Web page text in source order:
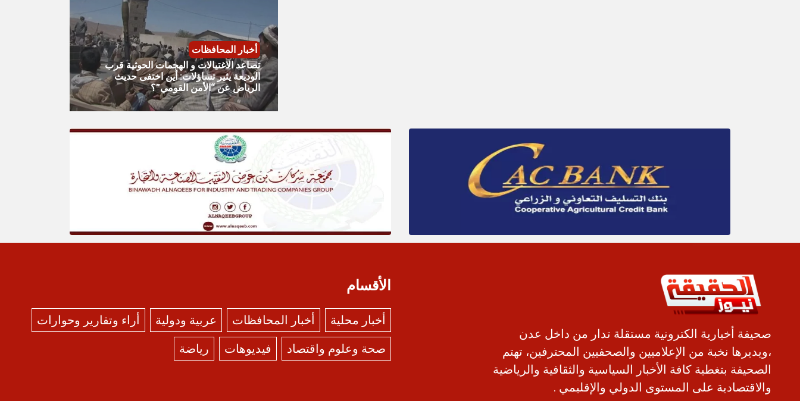
أخبار المحافظات
تصاعد الاغتيالات و الهجمات الحوثية قرب
الوديعة يثير تساؤلات: أين اختفى حديث
الرياض عن “الأمن القومي”؟
صحيفة أخبارية الكترونية مستقلة تدار من داخل عدن
،ويديرها نخبة من الإعلاميين والصحفيين المحترفين، تهتم
الصحيفة بتغطية كافة الأخبار السياسية والثقافية والرياضية
والاقتصادية على المستوى الدولي والإقليمي .
الأقسام
أخبار محلية أخبار المحافظات عربية ودولية
أراء وتقارير وحوارات
صحة وعلوم واقتصاد
فيديوهات رياضة